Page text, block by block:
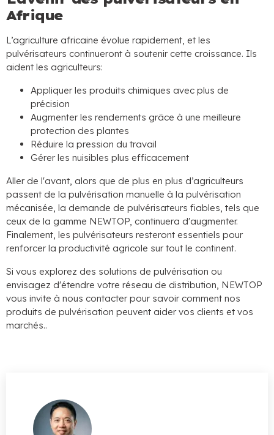
Afrique
L’agriculture africaine évolue rapidement, et les
pulvérisateurs continueront à soutenir cette croissance. Ils
aident les agriculteurs:
Appliquer les produits chimiques avec plus de
précision
Augmenter les rendements grâce à une meilleure
protection des plantes
Réduire la pression du travail
Gérer les nuisibles plus efficacement
Aller de l'avant, alors que de plus en plus d’agriculteurs
passent de la pulvérisation manuelle à la pulvérisation
mécanisée, la demande de pulvérisateurs fiables, tels que
ceux de la gamme NEWTOP, continuera d'augmenter.
Finalement, les pulvérisateurs resteront essentiels pour
renforcer la productivité agricole sur tout le continent.
Si vous explorez des solutions de pulvérisation ou
envisagez d'étendre votre réseau de distribution, NEWTOP
vous invite à nous contacter pour savoir comment nos
produits de pulvérisation peuvent aider vos clients et vos
marchés..